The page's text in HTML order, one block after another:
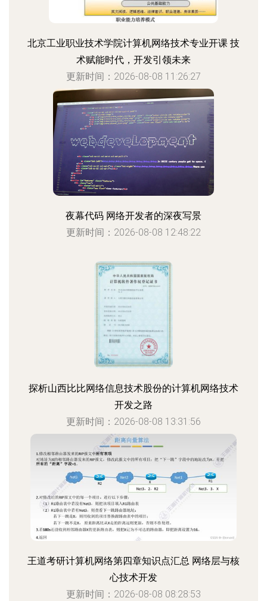
北京工业职业技术学院计算机网络技术专业开课 技
术赋能时代，开发引领未来
更新时间：2026-08-08 11:26:27
夜幕代码 网络开发者的深夜写景
更新时间：2026-08-08 12:48:22
探析山西比比网络信息技术股份的计算机网络技术
开发之路
更新时间：2026-08-08 13:31:56
王道考研计算机网络第四章知识点汇总 网络层与核
心技术开发
更新时间：2026-08-08 08:28:53